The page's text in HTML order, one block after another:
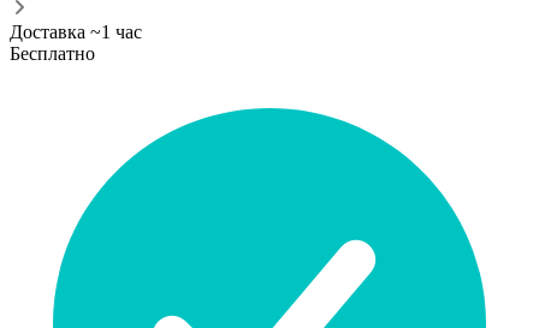
Доставка ~1 час
Бесплатно